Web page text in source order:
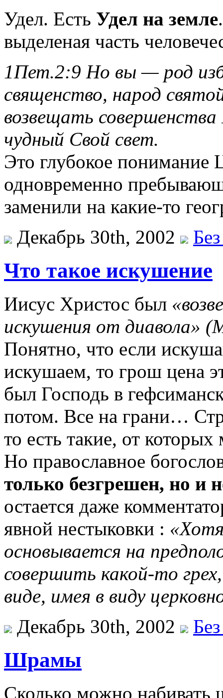
Удел. Есть Удел на земле
выделеная часть
1Пет.2:9 Но вы — род
священство, народ
возвещать
чудный Свой свет.
Это глубокое понимание
одновременно
заменили на какие-то
Декабрь 30th, 2002
Что такое искушение
Иисус Христос был
искушения от диавола»
Понятно, что если
искушаем, то грош цена
был Господь в
потом. Все на грани…
то есть такие, от которых
Но православное
только безгрешен, но и
остается даже
явной нестыковки :
основывается на
совершить какой-то
виде, имея в виду
Декабрь 30th, 2002
Шрамы
Сколько можно